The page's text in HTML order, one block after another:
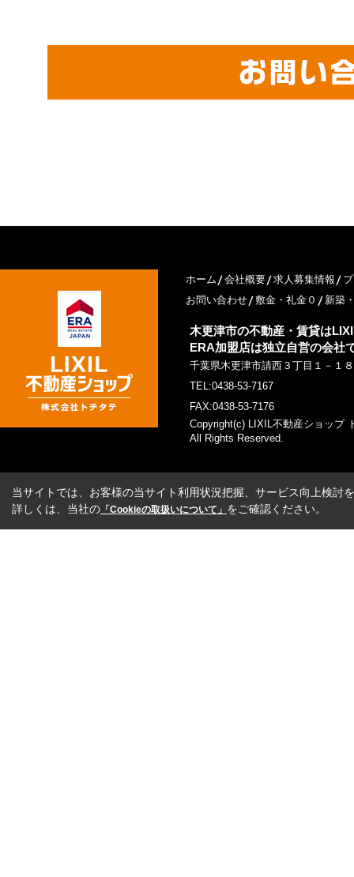
ホーム 会社概要 求人募集情報
お問い合わせ
敷金・礼金０ 新築
木更津市の不動産・賃貸は
ERA加盟店は独立自営の会社
千葉県木更津市請西３丁目１－１
TEL:0438-53-7167
FAX:0438-53-7176
Copyright(c) LIXIL不動産ショップ
All Rights Reserved.
当サイトでは、お客様の当サイト利用状況把握、サービス向上検討
詳しくは、当社の 「Cookieの取扱いについて」 をご確認ください。